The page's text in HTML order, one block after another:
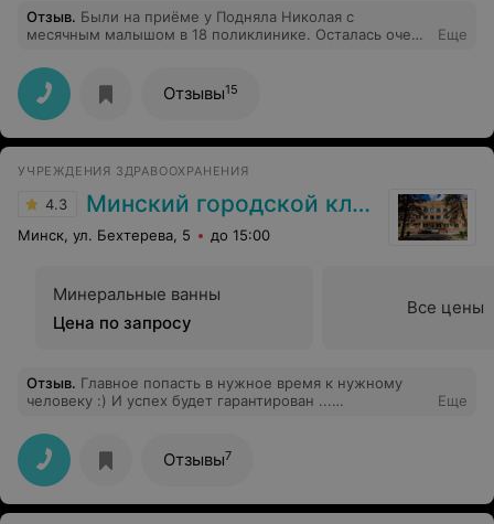
Отзыв. Были на приёме у Подняла Николая с
месячным малышом в 18 поликлинике. Осталась очень
которые выходят за пределы его профиля (на мой
взгляд). Все подробно рассказал и показал на
примерах и картинках.
Еще
Отзывы15
УЧРЕЖДЕНИЯ ЗДРАВООХРАНЕНИЯ
4.3 Минский городской клинический центр психиатрии и психотерапии
Минск, ул. Бехтерева, 5 до 15:00
Минеральные ванны
Цена по запросу
Все цены
Отзыв. Главное попасть в нужное время к нужному
человеку :) И успех будет гарантирован ...
Еще
Отзывы7